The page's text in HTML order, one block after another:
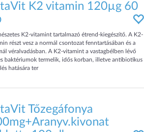
K2 vitamin 120µg 60
K2-vitamint tartalmazó étrend-kiegészítő. A K2-
részt vesz a normál csontozat fenntartásában és a
véralvadásban. A K2-vitamint a vastagbélben lévő
baktériumok termelik, idős korban, illetve antibiotikus
hatására ter
Tőzegáfonya